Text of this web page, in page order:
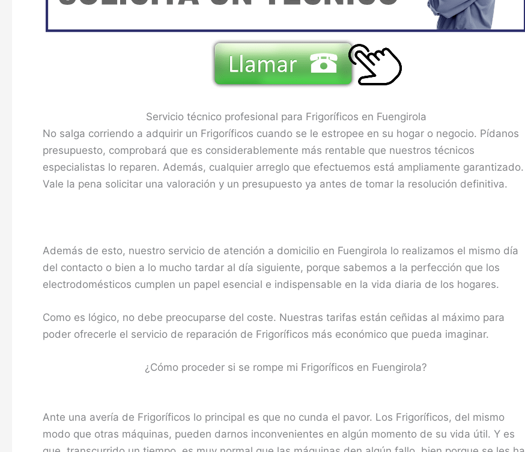
Servicio técnico profesional para Frigoríficos en Fuengirola
No salga corriendo a adquirir un Frigoríficos cuando se le estropee en su hogar o negocio. Pídanos
presupuesto, comprobará que es considerablemente más rentable que nuestros técnicos
especialistas lo reparen. Además, cualquier arreglo que efectuemos está ampliamente garantizado.
Vale la pena solicitar una valoración y un presupuesto ya antes de tomar la resolución definitiva.
Además de esto, nuestro servicio de atención a domicilio en Fuengirola lo realizamos el mismo día
del contacto o bien a lo mucho tardar al día siguiente, porque sabemos a la perfección que los
electrodomésticos cumplen un papel esencial e indispensable en la vida diaria de los hogares.
Como es lógico, no debe preocuparse del coste. Nuestras tarifas están ceñidas al máximo para
poder ofrecerle el servicio de reparación de Frigoríficos más económico que pueda imaginar.
¿Cómo proceder si se rompe mi Frigoríficos en Fuengirola?
Ante una avería de Frigoríficos lo principal es que no cunda el pavor. Los Frigoríficos, del mismo
modo que otras máquinas, pueden darnos inconvenientes en algún momento de su vida útil. Y es